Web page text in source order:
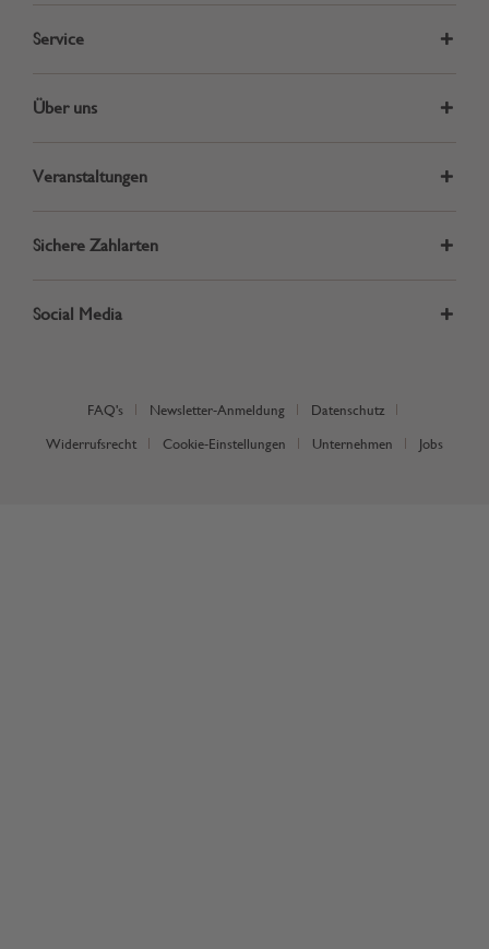
Service
Über uns
Veranstaltungen
Sichere Zahlarten
Social Media
FAQ's Newsletter-Anmeldung Datenschutz
Widerrufsrecht Cookie-Einstellungen Unternehmen Jobs